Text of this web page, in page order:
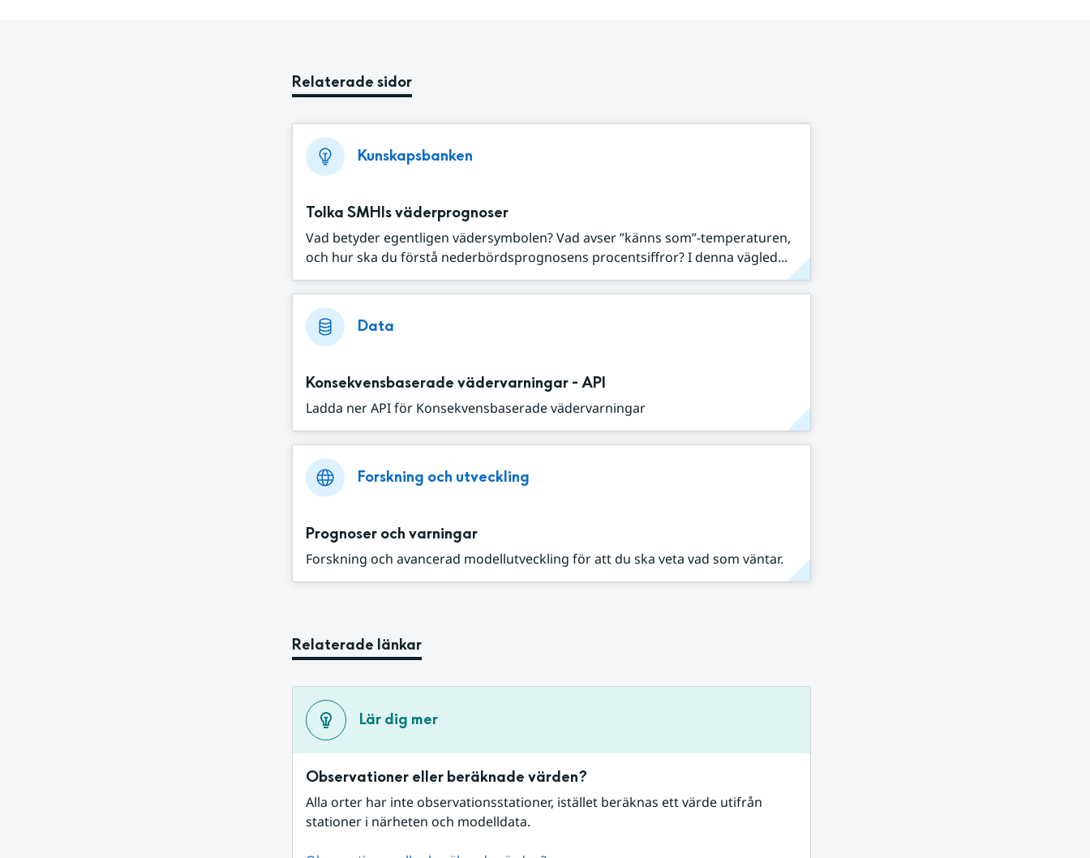
Relaterade sidor
Kunskapsbanken
Tolka SMHIs väderprognoser
Vad betyder egentligen vädersymbolen? Vad avser ”känns som”-temperaturen,
och hur ska du förstå nederbördsprognosens procentsiffror? I denna vägled...
Data
Konsekvensbaserade vädervarningar - API
Ladda ner API för Konsekvensbaserade vädervarningar
Forskning och utveckling
Prognoser och varningar
Forskning och avancerad modellutveckling för att du ska veta vad som väntar.
Relaterade länkar
Lär dig mer
Observationer eller beräknade värden?
Alla orter har inte observationsstationer, istället beräknas ett värde utifrån
stationer i närheten och modelldata.